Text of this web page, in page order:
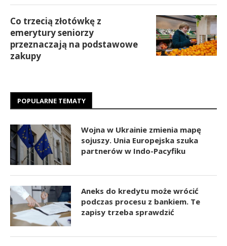
Co trzecią złotówkę z
emerytury seniorzy
przeznaczają na podstawowe
zakupy
POPULARNE TEMATY
Wojna w Ukrainie zmienia mapę
sojuszy. Unia Europejska szuka
partnerów w Indo-Pacyfiku
Aneks do kredytu może wrócić
podczas procesu z bankiem. Te
zapisy trzeba sprawdzić